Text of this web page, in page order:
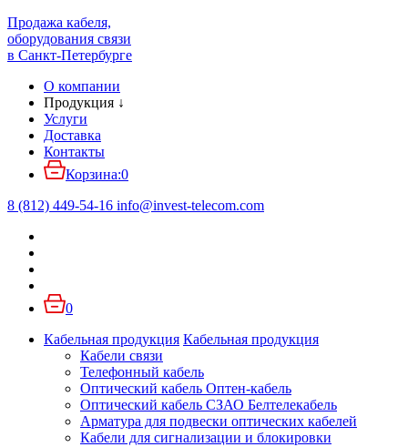
Продажа кабеля,
оборудования связи
в Санкт-Петербурге
О компании
Продукция ↓
Услуги
Доставка
Контакты
Корзина:0
8 (812) 449-54-16 info@invest-telecom.com
0
Кабельная продукция Кабельная продукция
Кабели связи
Телефонный кабель
Оптический кабель Оптен-кабель
Оптический кабель СЗАО Белтелекабель
Арматура для подвески оптических кабелей
Кабели для сигнализации и блокировки